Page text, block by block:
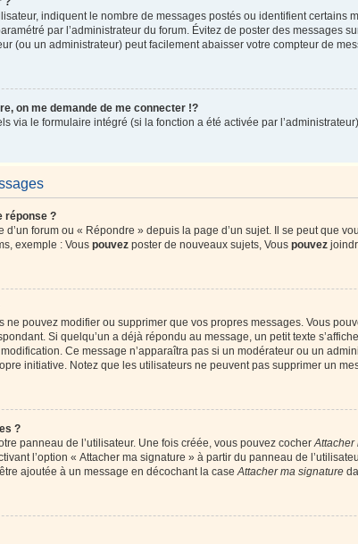
indiquent le nombre de messages postés ou identifient
par l’administrateur du forum. Évitez de poster des messages
(ou un administrateur) peut facilement abaisser votre compteur de
on me demande de me connecter !?
via le formulaire intégré (si la fonction a été activée par
réponse ?
forum ou « Répondre » depuis la page d’un sujet. Il se peut que
exemple : Vous pouvez poster de nouveaux sujets, Vous pouvez
ne pouvez modifier ou supprimer que vos propres messages. Vous
Si quelqu’un a déjà répondu au message, un petit texte
Ce message n’apparaîtra pas si un modérateur ou un
initiative. Notez que les utilisateurs ne peuvent pas supprimer un
?
panneau de l’utilisateur. Une fois créée, vous pouvez cocherAttacher
l’option « Attacher ma signature » à partir du panneau de
ajoutée à un message en décochant la caseAttacher ma signature